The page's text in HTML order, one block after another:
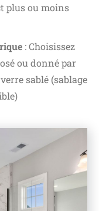
plus ou moins
: Choisissez
ou donné par
sablé (sablage